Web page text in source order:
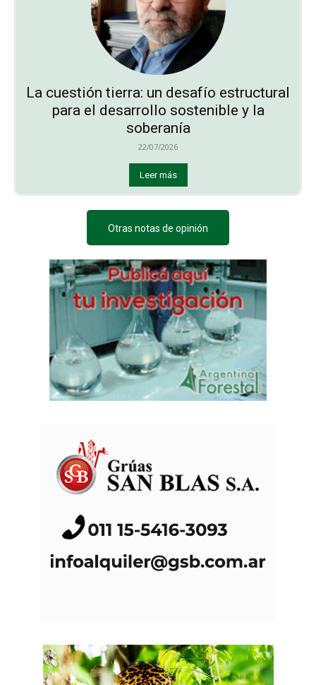
La cuestión tierra: un desafío estructural
para el desarrollo sostenible y la
soberanía
22/07/2026
Leer más
Otras notas de opinión